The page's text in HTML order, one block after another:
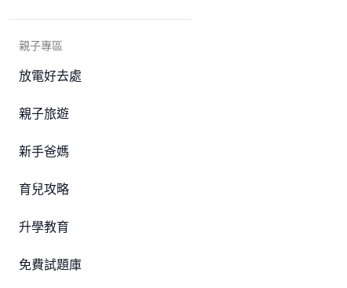
親子專區
放電好去處
親子旅遊
新手爸媽
育兒攻略
升學教育
免費試題庫